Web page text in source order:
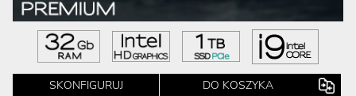
SKONFIGURUJ DO KOSZYKA